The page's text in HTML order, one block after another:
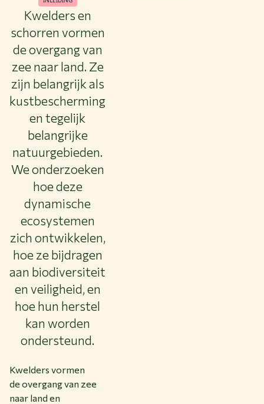
Kwelders en
schorren vormen
de overgang van
zee naar land. Ze
zijn belangrijk als
kustbescherming
en tegelijk
belangrijke
natuurgebieden.
We onderzoeken
hoe deze
dynamische
ecosystemen
zich ontwikkelen,
hoe ze bijdragen
aan biodiversiteit
en veiligheid, en
hoe hun herstel
kan worden
ondersteund.
Kwelders vormen
de overgang van zee
naar land en